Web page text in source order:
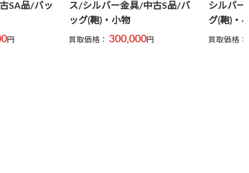
中古S品/バ
円
シルバー金具/中古AB品/バッ
グ(鞄)・小物
買取価格： 120,000円
ティン
バッグ(
買取価格：